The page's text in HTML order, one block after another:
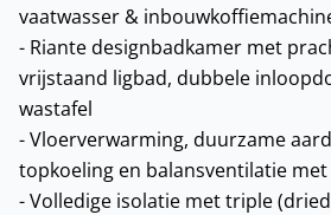
vaatwasser &
- Riante designbadkamer met
vrijstaand ligbad, dubbele
wastafel
- Vloerverwarming, duurzame
topkoeling en balansventilatie met
- Volledige isolatie met triple